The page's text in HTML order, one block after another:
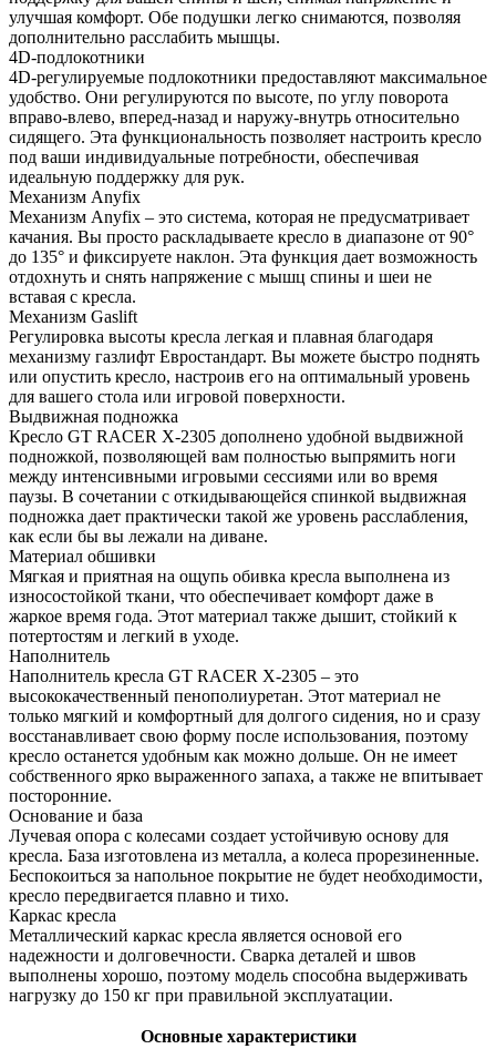
улучшая комфорт. Обе подушки легко снимаются, позволяя
дополнительно расслабить мышцы.
4D-подлокотники
4D-регулируемые подлокотники предоставляют максимальное
удобство. Они регулируются по высоте, по углу поворота
вправо-влево, вперед-назад и наружу-внутрь относительно
сидящего. Эта функциональность позволяет настроить кресло
под ваши индивидуальные потребности, обеспечивая
идеальную поддержку для рук.
Механизм Anyfix
Механизм Anyfix – это система, которая не предусматривает
качания. Вы просто раскладываете кресло в диапазоне от 90°
до 135° и фиксируете наклон. Эта функция дает возможность
отдохнуть и снять напряжение с мышц спины и шеи не
вставая с кресла.
Механизм Gaslift
Регулировка высоты кресла легкая и плавная благодаря
механизму газлифт Евростандарт. Вы можете быстро поднять
или опустить кресло, настроив его на оптимальный уровень
для вашего стола или игровой поверхности.
Выдвижная подножка
Кресло GT RACER X-2305 дополнено удобной выдвижной
подножкой, позволяющей вам полностью выпрямить ноги
между интенсивными игровыми сессиями или во время
паузы. В сочетании с откидывающейся спинкой выдвижная
подножка дает практически такой же уровень расслабления,
как если бы вы лежали на диване.
Материал обшивки
Мягкая и приятная на ощупь обивка кресла выполнена из
износостойкой ткани, что обеспечивает комфорт даже в
жаркое время года. Этот материал также дышит, стойкий к
потертостям и легкий в уходе.
Наполнитель
Наполнитель кресла GT RACER X-2305 – это
высококачественный пенополиуретан. Этот материал не
только мягкий и комфортный для долгого сидения, но и сразу
восстанавливает свою форму после использования, поэтому
кресло останется удобным как можно дольше. Он не имеет
собственного ярко выраженного запаха, а также не впитывает
посторонние.
Основание и база
Лучевая опора с колесами создает устойчивую основу для
кресла. База изготовлена из металла, а колеса прорезиненные.
Беспокоиться за напольное покрытие не будет необходимости,
кресло передвигается плавно и тихо.
Каркас кресла
Металлический каркас кресла является основой его
надежности и долговечности. Сварка деталей и швов
выполнены хорошо, поэтому модель способна выдерживать
нагрузку до 150 кг при правильной эксплуатации.
Основные характеристики